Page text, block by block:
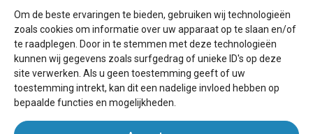
Om de beste ervaringen te bieden, gebruiken wij technologieën
zoals cookies om informatie over uw apparaat op te slaan en/of
te raadplegen. Door in te stemmen met deze technologieën
kunnen wij gegevens zoals surfgedrag of unieke ID's op deze
site verwerken. Als u geen toestemming geeft of uw
toestemming intrekt, kan dit een nadelige invloed hebben op
bepaalde functies en mogelijkheden.
Blog
Voor eigenaren
Een advertentie plaatsen